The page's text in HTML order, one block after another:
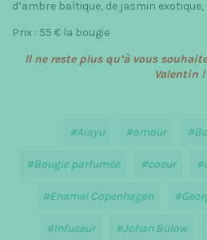
d’ambre baltique, de jasmin
Prix : 55 € la bougie
Il ne reste plus qu’à vous
Valentin !
Aiayu amour
Bougie parfumée coeur
Enamel Copenhagen
Infuseur Johan Bülow